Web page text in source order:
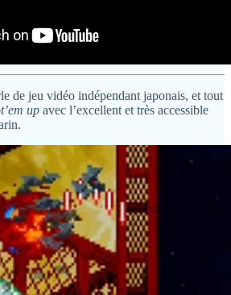
de jeu vidéo indépendant japonais, et tout
up avec l’excellent et très accessible